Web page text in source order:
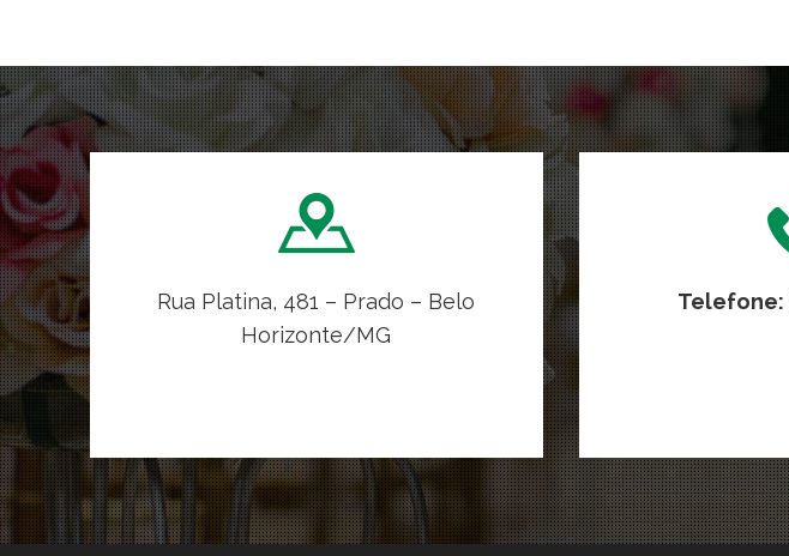
Rua Platina, 481 – Prado – Belo
Horizonte/MG
Telefone: